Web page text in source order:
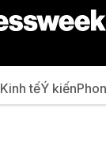
Kinh tếÝ kiến